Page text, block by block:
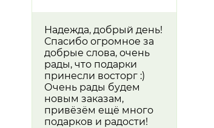
Надежда, добрый день!
Спасибо огромное за
добрые слова, очень
рады, что подарки
принесли восторг :)
Очень рады будем
новым заказам,
привёзём ещё много
подарков и радости!